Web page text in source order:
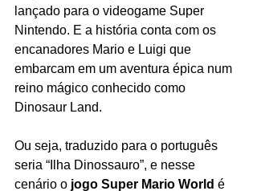
lançado para o videogame Super
Nintendo. E a história conta com os
encanadores Mario e Luigi que
embarcam em um aventura épica num
reino mágico conhecido como
Dinosaur Land.
Ou seja, traduzido para o português
seria “Ilha Dinossauro”, e nesse
cenário o jogo Super Mario World é